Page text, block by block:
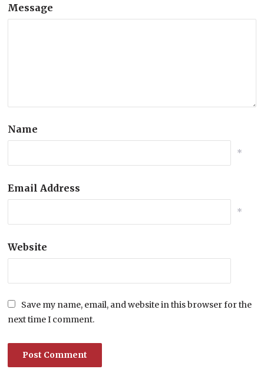
Message
Name
*
Email Address
*
Website
Save my name, email, and website in this browser for the
next time I comment.